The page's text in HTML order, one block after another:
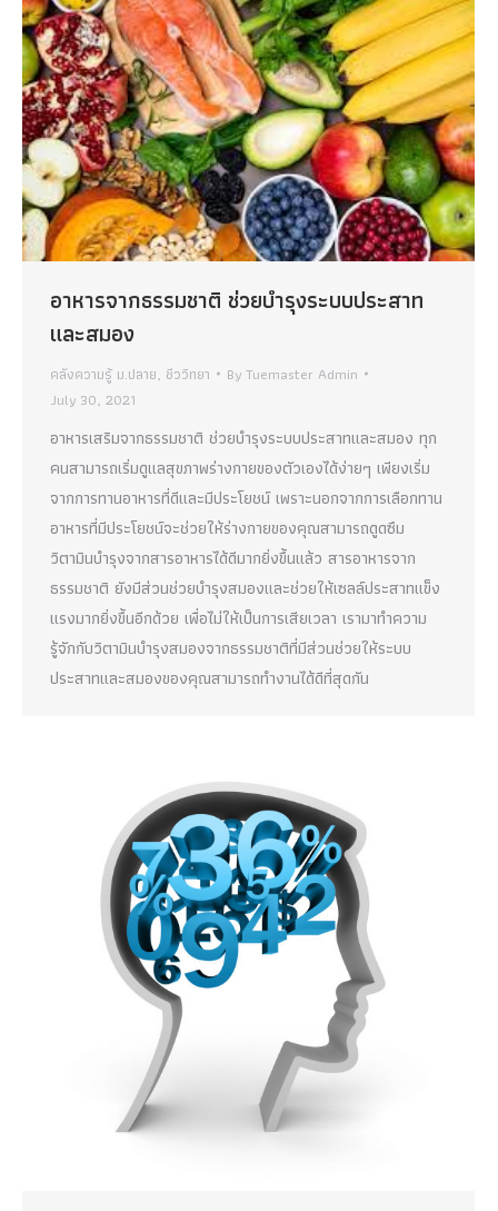
อาหารจากธรรมชาติ ช่วยบำรุงระบบประสาท
และสมอง
คลังความรู้ ม.ปลาย, ชีววิทยา ByTuemaster Admin
July 30, 2021
อาหารเสริมจากธรรมชาติ ช่วยบำรุงระบบประสาทและสมอง ทุก
คนสามารถเริ่มดูแลสุขภาพร่างกายของตัวเองได้ง่ายๆ เพียงเริ่ม
จากการทานอาหารที่ดีและมีประโยชน์ เพราะนอกจากการเลือกทาน
อาหารที่มีประโยชน์จะช่วยให้ร่างกายของคุณสามารถดูดซึม
วิตามินบำรุงจากสารอาหารได้ดีมากยิ่งขึ้นแล้ว สารอาหารจาก
ธรรมชาติ ยังมีส่วนช่วยบำรุงสมองและช่วยให้เซลล์ประสาทแข็ง
แรงมากยิ่งขึ้นอีกด้วย เพื่อไม่ให้เป็นการเสียเวลา เรามาทำความ
รู้จักกับวิตามินบำรุงสมองจากธรรมชาติที่มีส่วนช่วยให้ระบบ
ประสาทและสมองของคุณสามารถทำงานได้ดีที่สุดกัน